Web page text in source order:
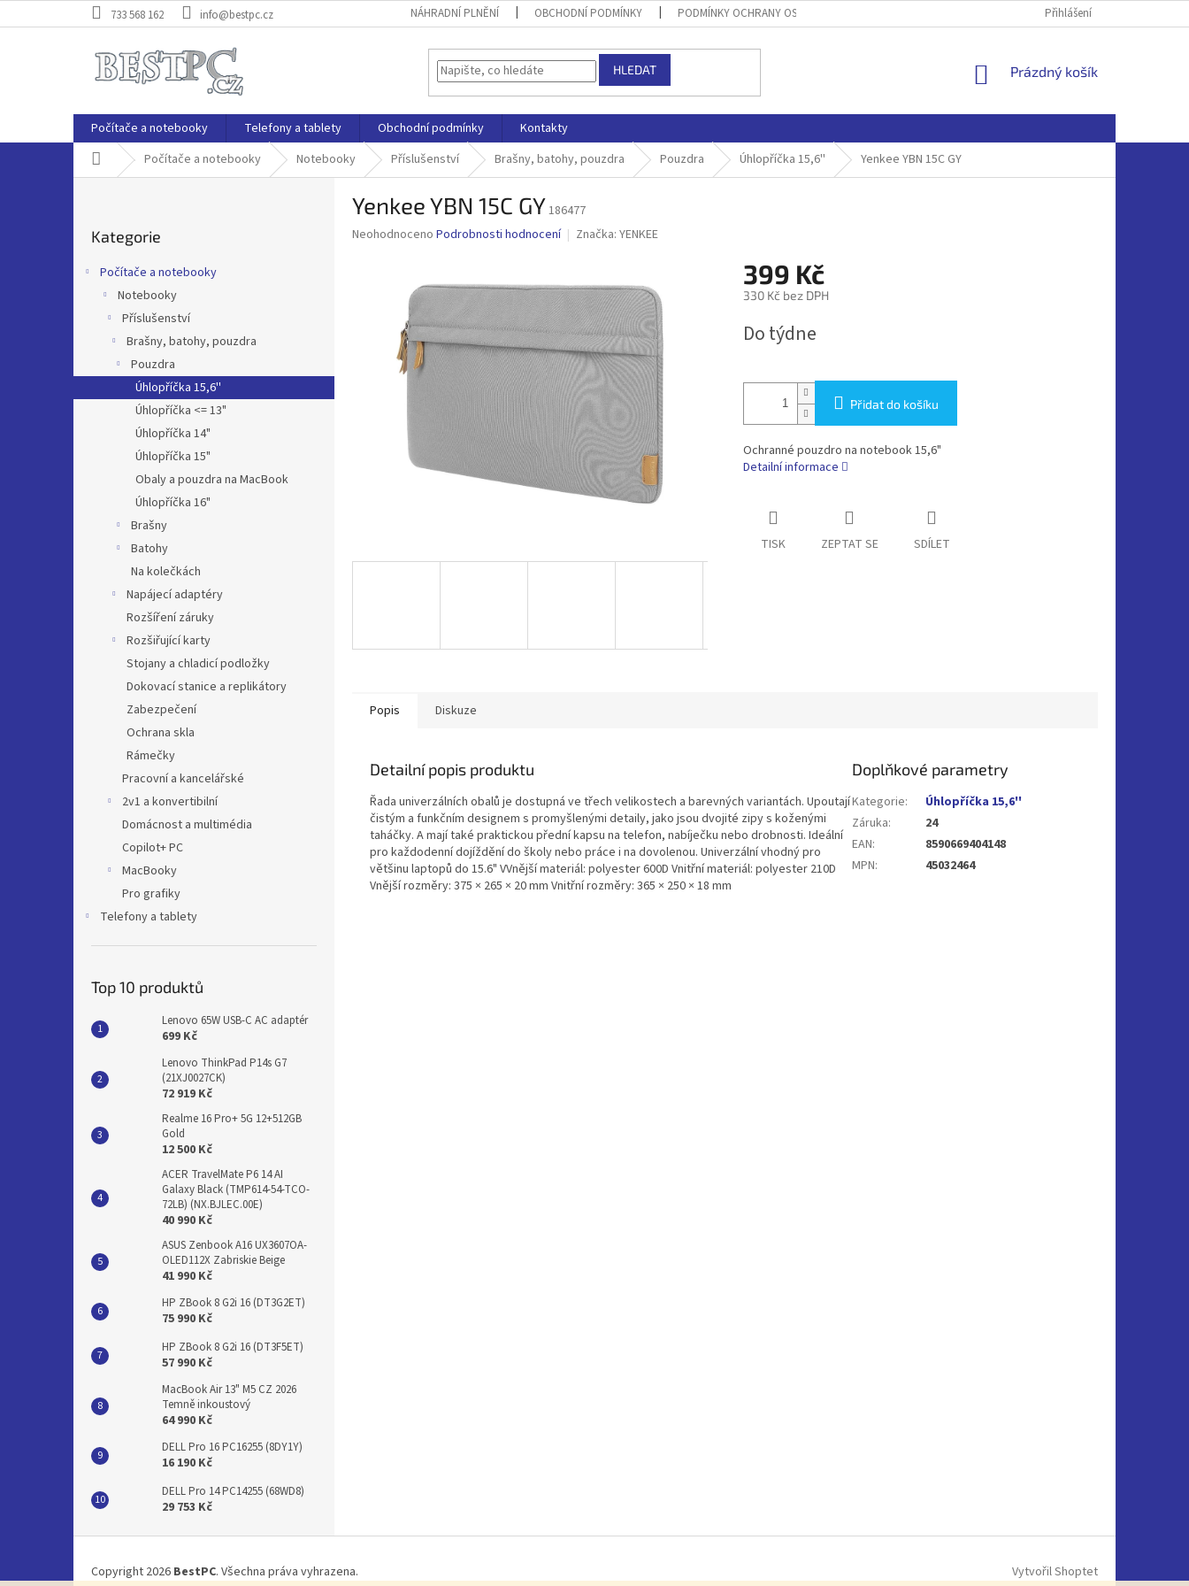
na
733 568 162 info@bestpc.cz NÁHRADNÍ PLNĚNÍ OBCHODNÍ PODMÍNKY PODMÍNKY OCHRANY OSOBNÍCH ÚDAJŮ Přihlášení
HLEDAT
NÁKUPNÍ
Prázdný košík
Počítače a notebooky Telefony a tablety Obchodní podmínky
Kontakty
Domů Počítače a notebooky Notebooky Příslušenství Brašny, batohy, pouzdra Pouzdra Úhlopříčka 15,6'' Yenkee YBN 15C GY
a
n
kategorie
Kategorie
Počítače a notebooky
Notebooky
Příslušenství
Brašny, batohy, pouzdra
Pouzdra
Úhlopříčka 15,6''
Úhlopříčka <= 13"
Úhlopříčka 14"
Úhlopříčka 15"
Obaly a pouzdra na MacBook
Úhlopříčka 16"
Brašny
Batohy
Na kolečkách
Napájecí adaptéry
Rozšíření záruky
Rozšiřující karty
Stojany a chladicí podložky
Dokovací stanice a replikátory
Zabezpečení
Ochrana skla
Rámečky
Pracovní a kancelářské
2v1 a konvertibilní
Domácnost a multimédia
Copilot+ PC
MacBooky
Pro grafiky
Telefony a tablety
Top 10 produktů
Lenovo 65W USB-C AC adaptér
699 Kč
Lenovo ThinkPad P14s G7
(21XJ0027CK)
72 919 Kč
Realme 16 Pro+ 5G 12+512GB
Gold
12 500 Kč
ACER TravelMate P6 14 AI
Galaxy Black (TMP614-54-TCO-
72LB) (NX.BJLEC.00E)
40 990 Kč
ASUS Zenbook A16 UX3607OA-
OLED112X Zabriskie Beige
41 990 Kč
HP ZBook 8 G2i 16 (DT3G2ET)
75 990 Kč
HP ZBook 8 G2i 16 (DT3F5ET)
57 990 Kč
MacBook Air 13" M5 CZ 2026
Temně inkoustový
64 990 Kč
DELL Pro 16 PC16255 (8DY1Y)
16 190 Kč
DELL Pro 14 PC14255 (68WD8)
29 753 Kč
Yenkee YBN 15C GY186477
Průměrné
hvězdiček.
Neohodnoceno Podrobnosti hodnocení Značka: YENKEE
399 Kč
330 Kč bez DPH
cena:
Do týdne
Přidat do košíku
Ochranné pouzdro na notebook 15,6"
Detailní informace
TISK ZEPTAT SE SDÍLET
Popis Diskuze
Detailní popis produktu
Řada univerzálních obalů je dostupná ve třech velikostech a barevných variantách. Upoutají
čistým a funkčním designem s promyšlenými detaily, jako jsou dvojité zipy s koženými
taháčky. A mají také praktickou přední kapsu na telefon, nabíječku nebo drobnosti. Ideální
pro každodenní dojíždění do školy nebo práce i na dovolenou. Univerzální vhodný pro
většinu laptopů do 15.6" VVnější materiál: polyester 600D Vnitřní materiál: polyester 210D
Vnější rozměry: 375 × 265 × 20 mm Vnitřní rozměry: 365 × 250 × 18 mm
Doplňkové parametry
Kategorie:
Úhlopříčka 15,6''
Záruka:
24
EAN:
8590669404148
MPN: 45032464
Vytvořil Shoptet
Copyright 2026 BestPC. Všechna práva vyhrazena.